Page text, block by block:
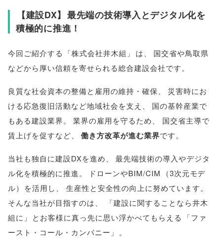
【建設DX】 最先端の技術導入とデジタル化を
積極的に推進！
今回ご紹介する 「株式会社井木組 」 は
国交省や鳥取県
などから厚い信頼を寄せられる総合建設会社です。
良質な社会資本の整備と雇用の維持・確保
災害時にお
ける応急復旧活動など地域社会を支え
国の基幹産業で
もある建設業界。 業界の雇用を守るため
国交省主導で
賃上げを促すなど
働き方改革が進む業界です。
当社も独自に建設DXを進め
最先端技術の導入やデジタ
ル化を積極的に推進。 ドローンやBIM/CIM （3次元モデ
ル） を活用し 生産性と安全性の向上に努めています。
そんな当社が目指すのは
「建設に関することなら井木
組に 」 とお客様に真っ先に思い浮かべてもらえる 「ファ
ースト・コール・カンパニー 」 。